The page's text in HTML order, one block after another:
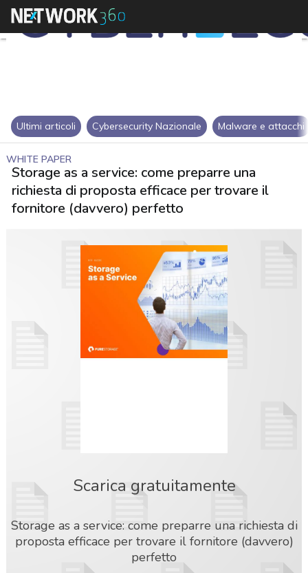
Ultimi articoli Cybersecurity Nazionale Malware e attacchi
WHITE PAPER
Storage as a service: come preparre una
richiesta di proposta efficace per trovare il
fornitore (davvero) perfetto
Scarica gratuitamente
Storage as a service: come preparre una richiesta di
proposta efficace per trovare il fornitore (davvero)
perfetto